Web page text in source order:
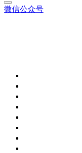
微信公众号